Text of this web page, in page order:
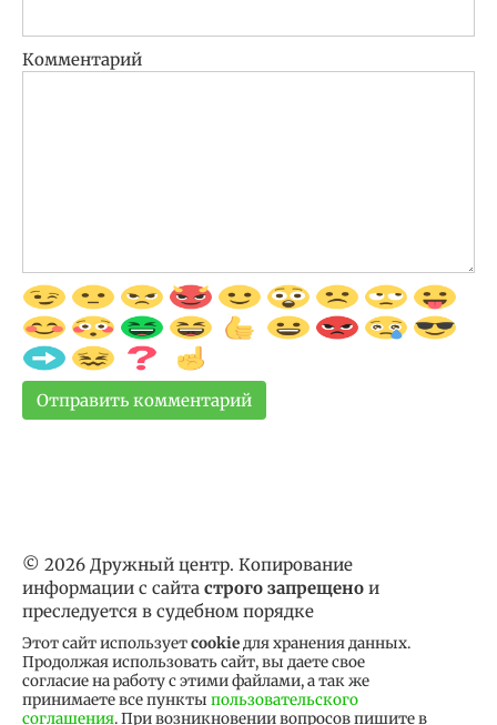
Комментарий
© 2026 Дружный центр. Копирование
информации с сайта строго запрещено и
преследуется в судебном порядке
Этот сайт используетcookieдля хранения данных.
Продолжая использовать сайт, вы даете свое
согласие на работу с этими файлами, а так же
принимаете все пункты пользовательского
соглашения. При возникновении вопросов пишите в